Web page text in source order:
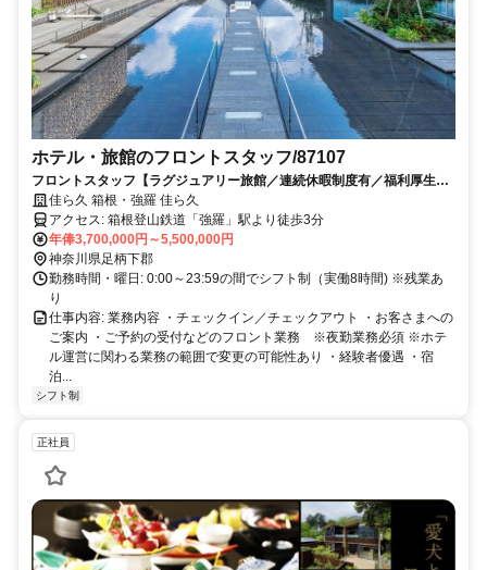
ホテル・旅館のフロントスタッフ/87107
フロントスタッフ【ラグジュアリー旅館／連続休暇制度有／福利厚生充
実】佳ら久 箱根・強羅 佳ら久
アクセス: 箱根登山鉄道「強羅」駅より徒歩3分
年俸3,700,000円～5,500,000円
神奈川県足柄下郡
勤務時間・曜日: 0:00～23:59の間でシフト制（実働8時間) ※残業あ
り
仕事内容: 業務内容 ・チェックイン／チェックアウト ・お客さまへの
ご案内 ・ご予約の受付などのフロント業務 ※夜勤業務必須 ※ホテ
ル運営に関わる業務の範囲で変更の可能性あり ・経験者優遇 ・宿
泊...
シフト制
正社員